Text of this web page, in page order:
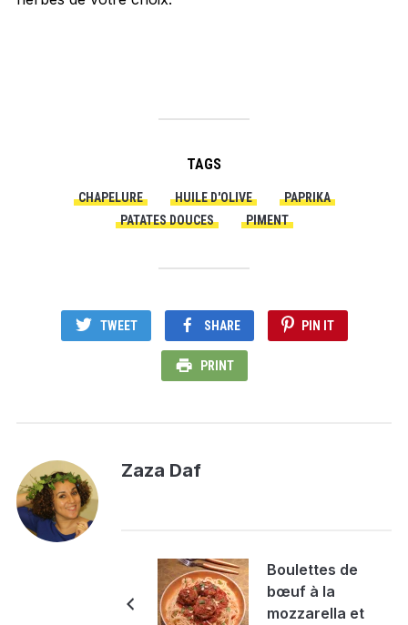
TAGS
CHAPELURE HUILE D'OLIVE
PAPRIKA
PATATES DOUCES
PIMENT
TWEET SHARE PIN IT
PRINT
Zaza Daf
Boulettes de
bœuf à la
mozzarella et